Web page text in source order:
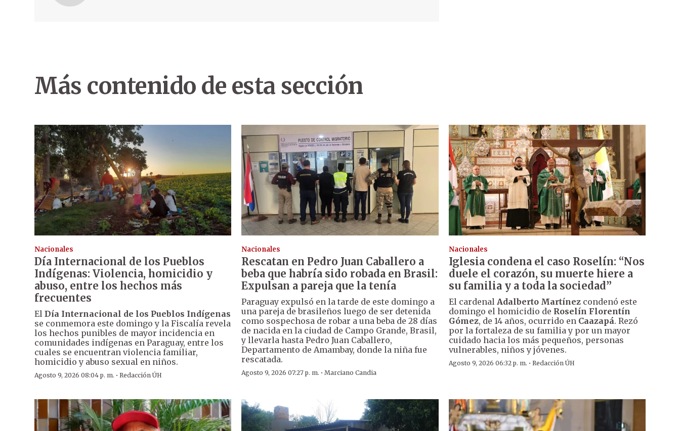
Más contenido de esta sección
Nacionales
Día Internacional de los Pueblos
Indígenas: Violencia, homicidio y
abuso, entre los hechos más
frecuentes
El Día Internacional de los Pueblos Indígenas
se conmemora este domingo y la Fiscalía revela
los hechos punibles de mayor incidencia en
comunidades indígenas en Paraguay, entre los
cuales se encuentran violencia familiar,
homicidio y abuso sexual en niños.
Agosto 9, 2026 08:04 p. m. · Redacción ÚH
Nacionales
Rescatan en Pedro Juan Caballero a
beba que habría sido robada en Brasil:
Expulsan a pareja que la tenía
Paraguay expulsó en la tarde de este domingo a
una pareja de brasileños luego de ser detenida
como sospechosa de robar a una beba de 28 días
de nacida en la ciudad de Campo Grande, Brasil,
y llevarla hasta Pedro Juan Caballero,
Departamento de Amambay, donde la niña fue
rescatada.
Agosto 9, 2026 07:27 p. m. ·Marciano Candia
Nacionales
Iglesia condena el caso Roselín: “Nos
duele el corazón, su muerte hiere a
su familia y a toda la sociedad”
El cardenal Adalberto Martínezcondenó este
domingo el homicidio de Roselín Florentín
Gómez, de 14 años, ocurrido en Caazapá. Rezó
por la fortaleza de su familia y por un mayor
cuidado hacia los más pequeños, personas
vulnerables, niños y jóvenes.
Agosto 9, 2026 06:32 p. m. · Redacción ÚH